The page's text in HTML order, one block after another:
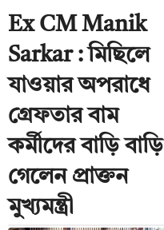
Ex CM Manik
Sarkar : মিছিলে
যাওয়ার অপরাধে
গ্রেফতার বাম
কর্মীদের বাড়ি বাড়ি
গেলেন প্রাক্তন
মুখ্যমন্ত্রী